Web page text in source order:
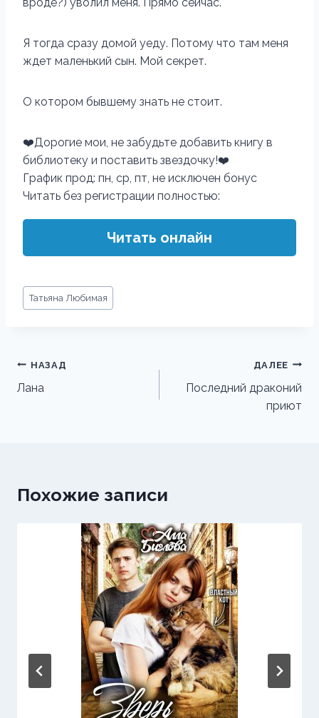
Я тогда сразу домой уеду. Потому что там меня
ждет маленький сын. Мой секрет.
О котором бывшему знать не стоит.
‍❤️‍Дорогие мои, не забудьте добавить книгу в
библиотеку и поставить звездочку!‍❤️‍
График прод: пн, ср, пт, не исключен бонус
Читать без регистрации полностью:
Читать онлайн
Метки
записи:
Татьяна Любимая
Навигация
по
НАЗАД
Лана
ДАЛЕЕ
Последний драконий
приют
Похожие записи